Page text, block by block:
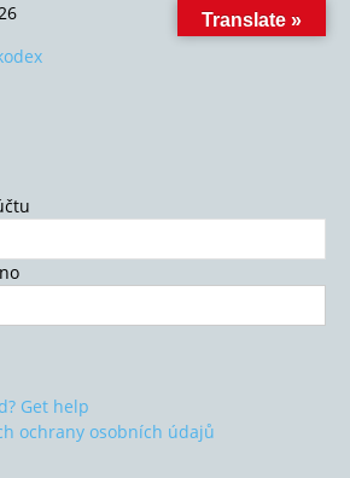
Get help
ochrany osobních údajů
Translate »